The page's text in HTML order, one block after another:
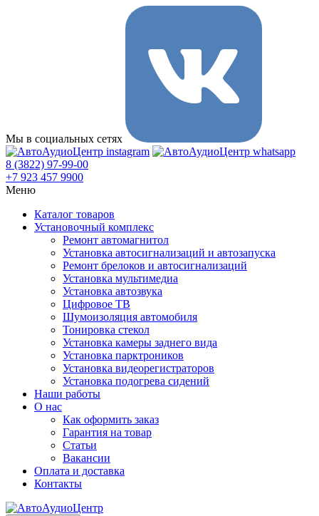
Мы в социальных сетях
8 (3822) 97-99-00
+7 923 457 9900
Меню
Каталог товаров
Установочный комплекс
Ремонт автомагнитол
Установка автосигнализаций и автозапуска
Ремонт брелоков и автосигнализаций
Установка мультимедиа
Установка автозвука
Цифровое ТВ
Шумоизоляция автомобиля
Тонировка стекол
Установка камеры заднего вида
Установка парктроников
Установка видеорегистраторов
Установка подогрева сидений
Наши работы
О нас
Как оформить заказ
Гарантия на товар
Статьи
Вакансии
Оплата и доставка
Контакты